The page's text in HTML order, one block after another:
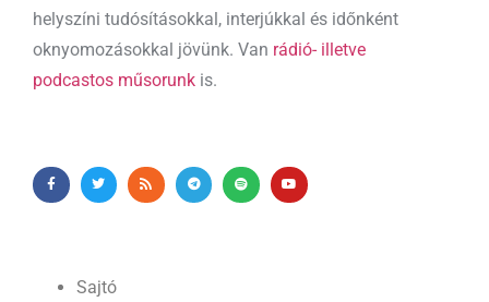
helyszíni tudósításokkal, interjúkkal és időnként
oknyomozásokkal jövünk. Van rádió- illetve
podcastos műsorunk is.
Sajtó